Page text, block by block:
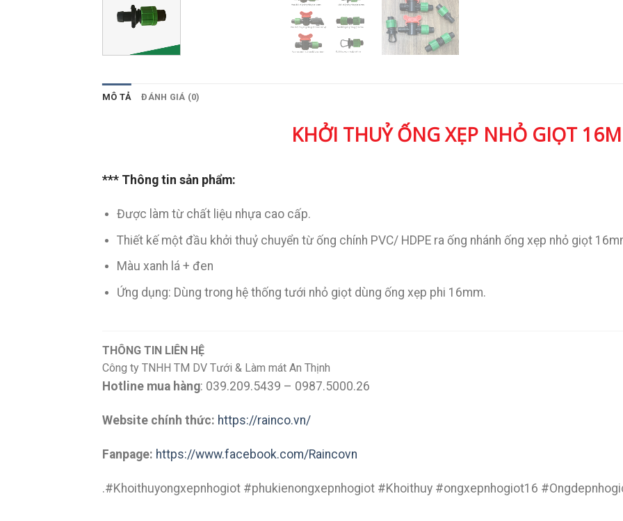
MÔ TẢ ĐÁNH GIÁ (0)
KHỞI THUỶ ỐNG XẸP NHỎ GIỌT
*** Thông tin sản phẩm:
Được làm từ chất liệu nhựa cao cấp.
Thiết kế một đầu khởi thuỷ chuyển từ ống chính PVC/ HDPE ra ống nhánh ống xẹp nhỏ giọt
Màu xanh lá + đen
Ứng dụng: Dùng trong hệ thống tưới nhỏ giọt dùng ống xẹp phi 16mm.
THÔNG TIN LIÊN HỆ
Công ty TNHH TM DV Tưới & Làm mát An Thịnh
Hotline mua hàng: 039.209.5439 – 0987.5000.26
Website chính thức: https://rainco.vn/
Fanpage: https://www.facebook.com/Raincovn
.#Khoithuyongxepnhogiot #phukienongxepnhogiot #Khoithuy #ongxepnhogiot16